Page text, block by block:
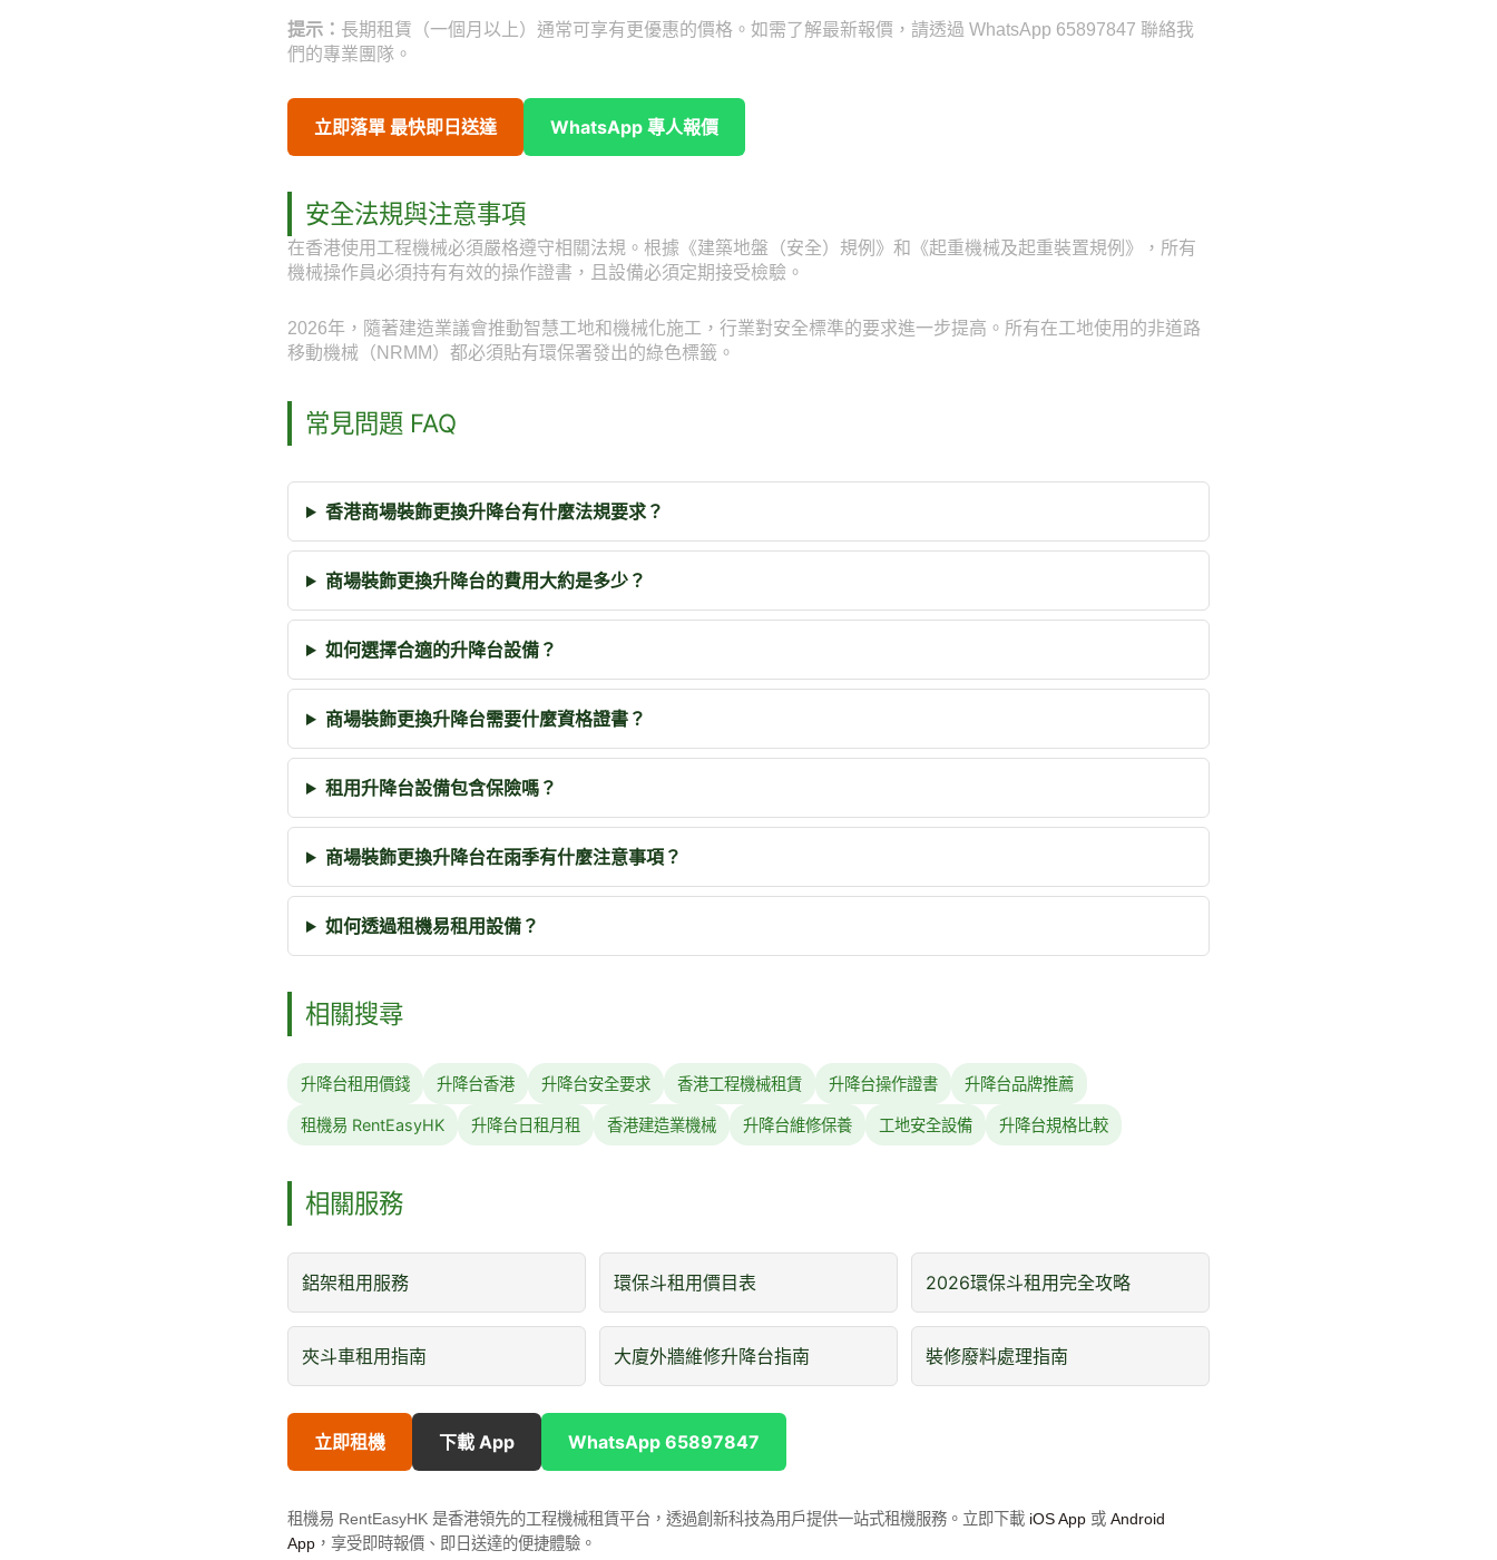
提示： 長期租賃（一個月以上）通常可享有更優惠的價格。如需了解最新報價，請透過 WhatsApp 65897847 聯絡我
們的專業團隊。
立即落單 最快即日送達 WhatsApp 專人報價
安全法規與注意事項
在香港使用工程機械必須嚴格遵守相關法規。根據《建築地盤（安全）規例》和《起重機械及起重裝置規例》，所有
機械操作員必須持有有效的操作證書，且設備必須定期接受檢驗。
2026年，隨著建造業議會推動智慧工地和機械化施工，行業對安全標準的要求進一步提高。所有在工地使用的非道路
移動機械（NRMM）都必須貼有環保署發出的綠色標籤。
常見問題 FAQ
香港商場裝飾更換升降台有什麼法規要求？
商場裝飾更換升降台的費用大約是多少？
如何選擇合適的升降台設備？
商場裝飾更換升降台需要什麼資格證書？
租用升降台設備包含保險嗎？
商場裝飾更換升降台在雨季有什麼注意事項？
如何透過租機易租用設備？
相關搜尋
升降台租用價錢 升降台香港 升降台安全要求 香港工程機械租賃 升降台操作證書 升降台品牌推薦
租機易 RentEasyHK 升降台日租月租 香港建造業機械 升降台維修保養 工地安全設備 升降台規格比較
相關服務
鋁架租用服務 環保斗租用價目表 2026環保斗租用完全攻略
夾斗車租用指南 大廈外牆維修升降台指南 裝修廢料處理指南
立即租機 下載 App WhatsApp 65897847
租機易 RentEasyHK 是香港領先的工程機械租賃平台，透過創新科技為用戶提供一站式租機服務。立即下載 iOS App 或 Android
App ，享受即時報價、即日送達的便捷體驗。